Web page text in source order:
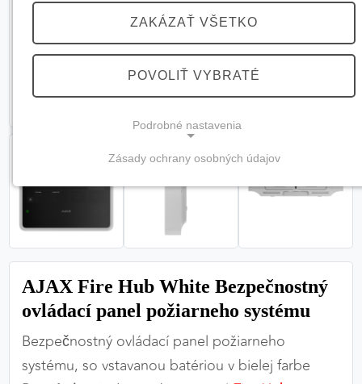
AJAX Fire Hub White Bezpečnostný
ovládací panel požiarneho systému
Bezpečnostný ovládací panel požiarneho
systému, so vstavanou batériou v bielej farbe
ZAKÁZAŤ VŠETKO
POVOLIŤ VYBRATÉ
Podrobné nastavenia
(vždy aktívne, nemožno vypnúť)
Tieto cookies sú potrebné na správne fungovanie
webovej stránky a bez nich by nebolo možné
Nevyhnutné cookies
PREFERENČNÉ COOKIES
Zásady ochrany osobných údajov